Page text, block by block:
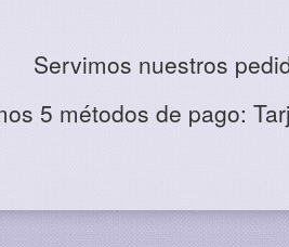
Servimos nuestros
5 métodos de pago: